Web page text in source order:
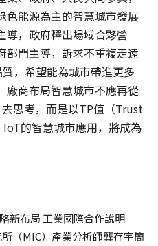
色能源為主的智慧城市發展
導，政府釋出場域合夥營
部門主導，訴求不重複走遠
，希望能為城市帶進更多
廠商布局智慧城市不應再從
思考，而是以TP值（Trust
的智慧城市應用，將成為
新布局 工業國際合作說明
（MIC）產業分析師龔存宇簡